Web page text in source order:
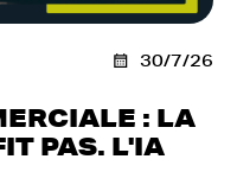
30/7/26
: LA
PAS. L'IA